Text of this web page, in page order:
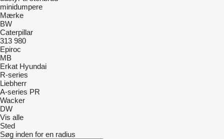
minidumpere
Mærke
BW
Caterpillar
313 980
Epiroc
MB
Erkat Hyundai
R-series
Liebherr
A-series PR
Wacker
DW
Vis alle
Sted
Søg inden for en radius